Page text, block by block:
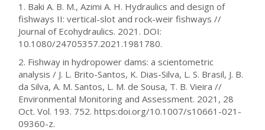
1. Baki A. B. M., Azimi A. H. Hydraulics and design of
fishways II: vertical-slot and rock-weir fishways //
Journal of Ecohydraulics. 2021. DOI:
10.1080/24705357.2021.1981780.
2. Fishway in hydropower dams: a scientometric
analysis / J. L. Brito-Santos, K. Dias-Silva, L. S. Brasil, J. B.
da Silva, A. M. Santos, L. M. de Sousa, T. B. Vieira //
Environmental Monitoring and Assessment. 2021, 28
Oct. Vol. 193. 752. https:doi.org/10.1007/s10661-021-
09360-z.